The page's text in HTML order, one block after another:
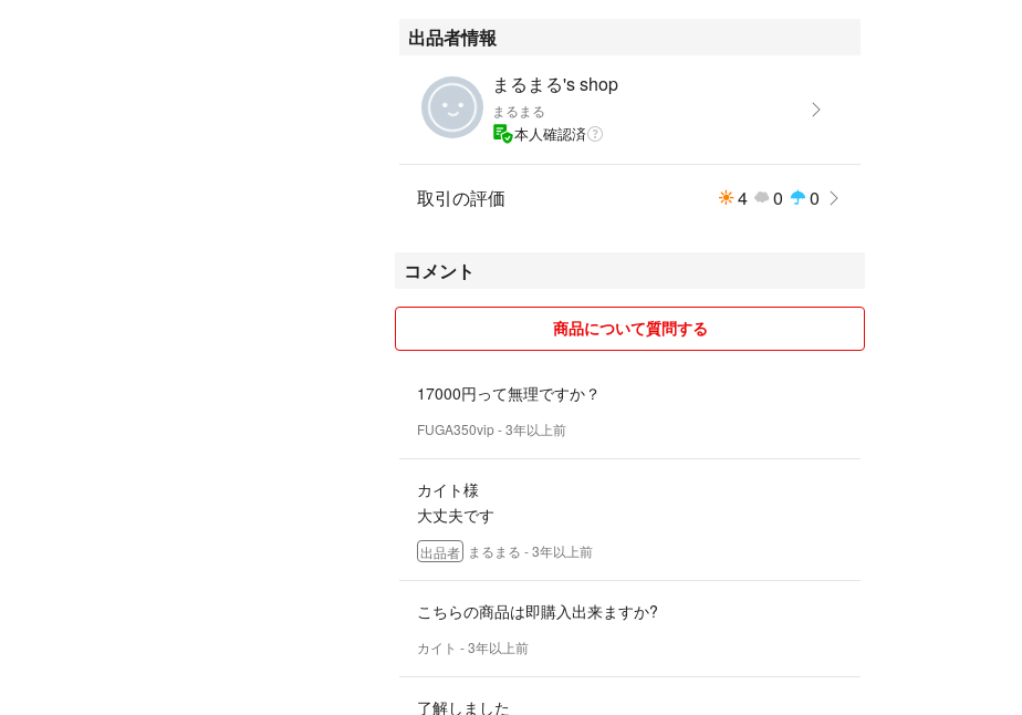
出品者情報
まるまる's shop
まるまる
本人確認済
取引の評価 4 0 0
コメント
商品について質問する
17000円って無理ですか？
FUGA350vip- 3年以上前
カイト様
大丈夫です
出品者 まるまる - 3年以上前
こちらの商品は即購入出来ますか?
カイト - 3年以上前
了解しました